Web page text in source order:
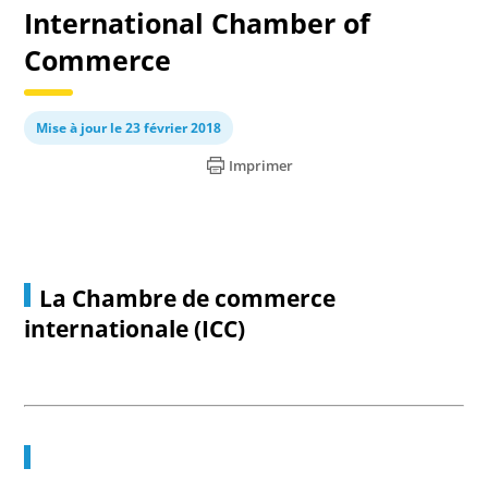
International Chamber of
Commerce
Mise à jour le 23 février 2018
Imprimer
La Chambre de commerce
internationale (ICC)